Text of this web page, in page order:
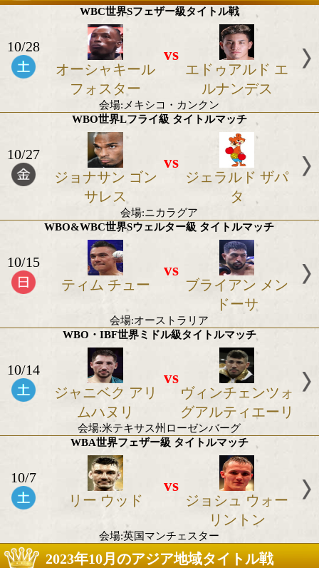
海外日程 海外結果
2023年10月の世界タイトル戦
WBC世界Sフェザー級タイトル戦
10/28
オーシャキール
フォスター
vs
エドゥアル
ルナンデ
会場:メキシコ・カンクン
WBO世界Lフライ級 タイトルマッチ
ジョナサン ゴン
サレス
ジェラルド
タ
会場:ニカラグア
WBO&WBC世界Sウェルター級 タイトルマ
10/15
ティム チュー
vs
ブライアン
会場:オーストラリア
WBO・IBF世界ミドル級タイトルマッチ
10/14
ジャニベク アリ
ムハヌリ
vs
ヴィンチェ
グアルティ